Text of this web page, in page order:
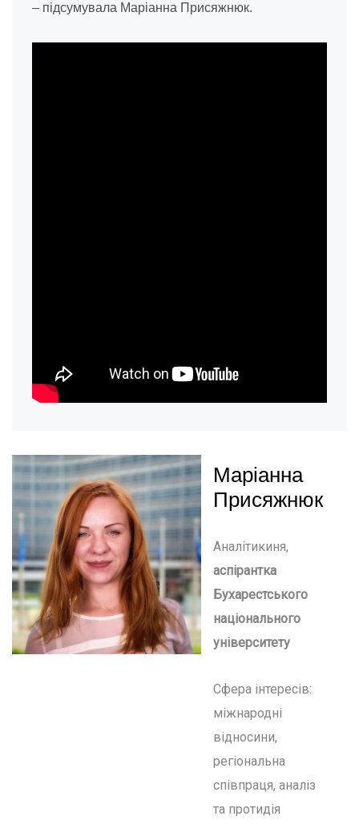
Маріанна
Присяжнюк
Аналітикиня,
аспірантка
Бухарестського
національного
університету
Сфера інтересів:
міжнародні
відносини,
регіональна
співпраця, аналіз
та протидія
– підсумувала Маріанна Присяжнюк.